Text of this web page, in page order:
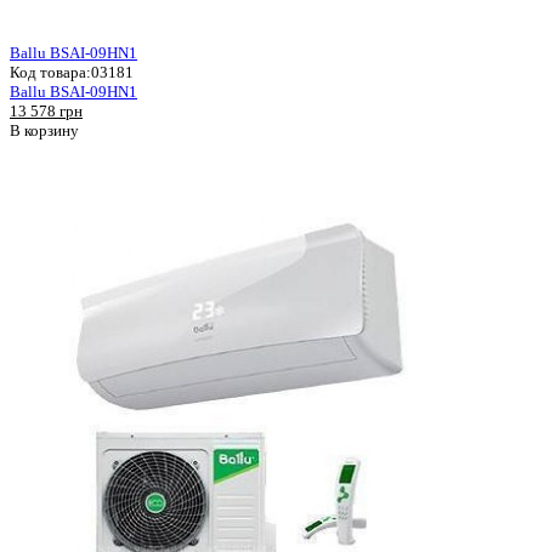
Ballu BSAI-09HN1
Код товара:03181
Ballu BSAI-09HN1
13 578 грн
В корзину